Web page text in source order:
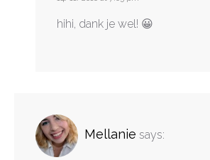
hihi, dank je wel! 😀
Mellanie says: